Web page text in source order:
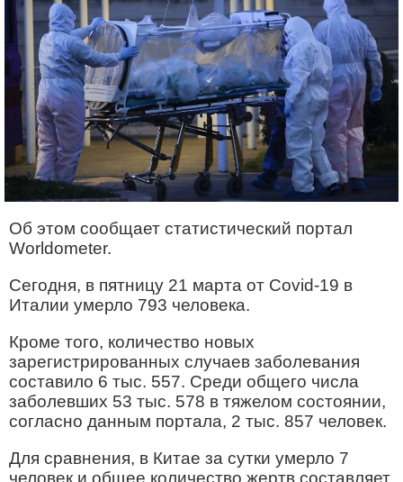
Об этом сообщает статистический портал
Worldometer.
Сегодня, в пятницу 21 марта от Сovid-19 в
Италии умерло 793 человека.
Кроме того, количество новых
зарегистрированных случаев заболевания
составило 6 тыс. 557. Среди общего числа
заболевших 53 тыс. 578 в тяжелом состоянии,
согласно данным портала, 2 тыс. 857 человек.
Для сравнения, в Китае за сутки умерло 7
человек и общее количество жертв составляет